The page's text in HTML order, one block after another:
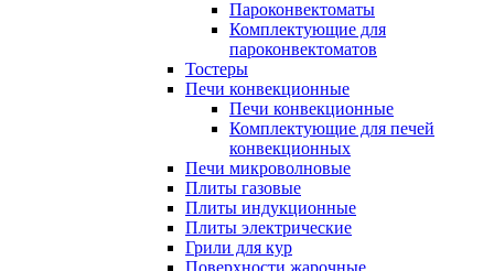
Пароконвектоматы
Комплектующие для
пароконвектоматов
Тостеры
Печи конвекционные
Печи конвекционные
Комплектующие для печей
конвекционных
Печи микроволновые
Плиты газовые
Плиты индукционные
Плиты электрические
Грили для кур
Поверхности жарочные